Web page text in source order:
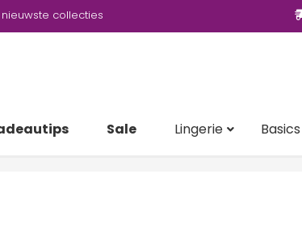
collecties
Sale Lingerie Basics